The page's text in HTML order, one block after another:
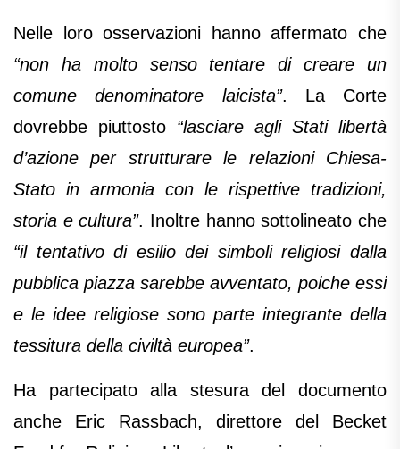
Nelle loro osservazioni hanno affermato che
“non ha molto senso tentare di creare un
comune denominatore laicista”. La Corte
dovrebbe piuttosto “lasciare agli Stati libertà
d’azione per strutturare le relazioni Chiesa-
Stato in armonia con le rispettive tradizioni,
storia e cultura”. Inoltre hanno sottolineato che
“il tentativo di esilio dei simboli religiosi dalla
pubblica piazza sarebbe avventato, poiche essi
e le idee religiose sono parte integrante della
tessitura della civiltà europea”.
Ha partecipato alla stesura del documento
anche Eric Rassbach, direttore del Becket